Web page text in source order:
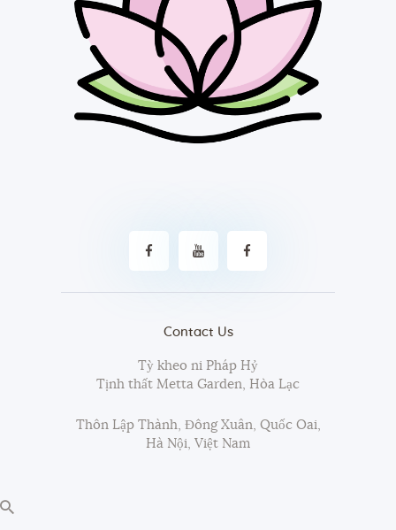
Contact Us
Tỳ kheo ni Pháp Hỷ
Tịnh thất Metta Garden, Hòa Lạc
Thôn Lập Thành, Đông Xuân, Quốc Oai,
Hà Nội, Việt Nam